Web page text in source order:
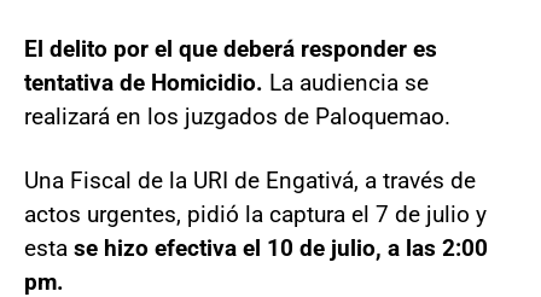
El delito por el que deberá responder es
tentativa de Homicidio. La audiencia se
realizará en los juzgados de Paloquemao.
Una Fiscal de la URI de Engativá, a través de
actos urgentes, pidió la captura el 7 de julio y
esta se hizo efectiva el 10 de julio, a las 2:00
pm.